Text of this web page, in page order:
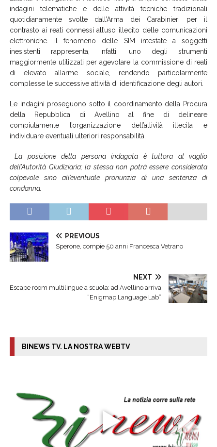
indagini telematiche e delle attività tecniche tradizionali
quotidianamente svolte dall’Arma dei Carabinieri per il
contrasto ai reati connessi all’uso illecito delle comunicazioni
elettroniche. Il fenomeno delle SIM intestate a soggetti
inesistenti rappresenta, infatti, uno degli strumenti
maggiormente utilizzati per agevolare la commissione di reati
di elevato allarme sociale, rendendo particolarmente
complesse le successive attività di identificazione degli autori.
Le indagini proseguono sotto il coordinamento della Procura
della Repubblica di Avellino al fine di delineare
compiutamente l’organizzazione dell’attività illecita e
individuare eventuali ulteriori responsabilità.
La posizione della persona indagata è tuttora al vaglio
dell’Autorità Giudiziaria; la stessa non potrà essere considerata
colpevole sino all’eventuale pronunzia di una sentenza di
condanna.
PREVIOUS
Sperone, compie 50 anni Francesca Vetrano
NEXT
Escape room multilingue a scuola: ad Avellino arriva
“Enigmap Language Lab”
BINEWS TV. LA NOSTRA WEBTV